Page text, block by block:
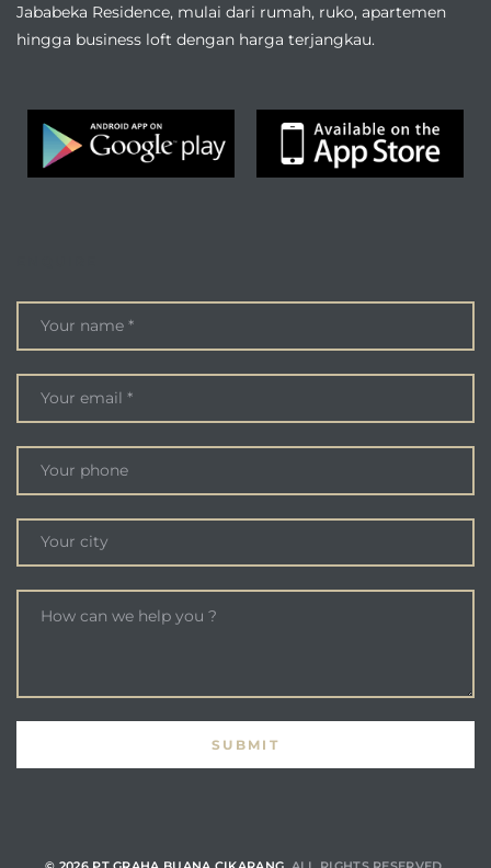
Jababeka Residence, mulai dari rumah, ruko, apartemen
hingga business loft dengan harga terjangkau.